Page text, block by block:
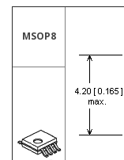
MSOP8